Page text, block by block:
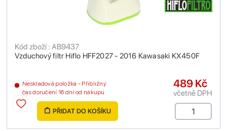
Vzduchový filtr Hiflo HFF2027 - 2016 Kawasaki KX450F
Kód zboží : AB9437
Neskladová položka - Přibližný
čas doručení 16 dní od nákupu
489 Kč
včetně DPH
PŘIDAT DO KOŠÍKU